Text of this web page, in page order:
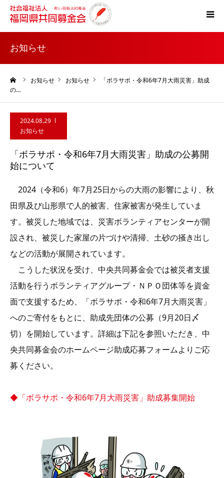
お知らせ
お知らせ お知らせ
「ボラサポ・令和6年7月大雨災害」助成
の…
2024.08.29
お知らせ
「ボラサポ・令和6年7月大雨災害」助成の公募開
始について
2024（令和6）年7月25日からの大雨の影響により、秋
田県及び山形県で人的被害、住家被害が発生していま
す。被災した地域では、災害ボランティアセンターが開
設され、被災した家屋の片づけや清掃、土砂の掻き出し
などの活動が展開されています。
こうした状況を受け、中央共同募金会では被災者支援
活動を行うボランティアグループ・ＮＰＯ団体等を資金
面で支援するため、「ボラサポ・令和6年7月大雨災害」
へのご寄付をもとに、助成先団体の公募（9月20日〆
切）を開始しています。詳細は下記を参照いただき、中
央共同募金会のホームページ助成応募フォームよりご応
募ください。
◆「ボラサポ・令和6年7月大雨災害」助成募集開始
ホーム
税制上の優遇措置
よくある質問